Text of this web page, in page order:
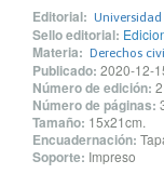
Editorial:
Sello editorial:
Materia: Derechos
Publicado: 2020-12-
Número de edición: 2
Número de páginas:
Tamaño: 15x21cm.
Encuadernación:
Soporte: Impreso